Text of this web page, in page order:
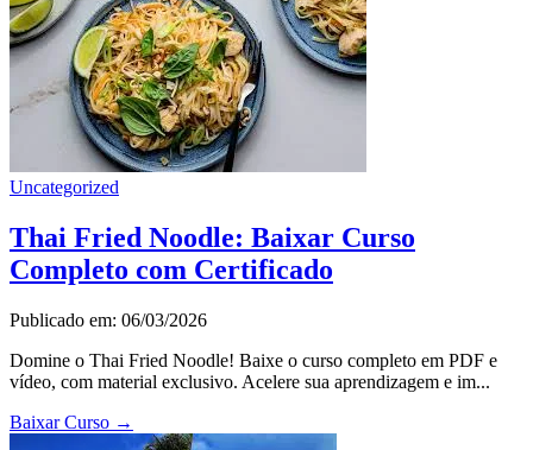
Uncategorized
Thai Fried Noodle: Baixar Curso
Completo com Certificado
Publicado em: 06/03/2026
Domine o Thai Fried Noodle! Baixe o curso completo em PDF e
vídeo, com material exclusivo. Acelere sua aprendizagem e im...
Baixar Curso →